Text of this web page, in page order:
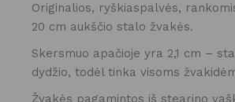
Originalios, ryškiaspalvės,
20 cm aukščio stalo žvakės.
Skersmuo apačioje yra 2,1 cm –
dydžio, todėl tinka visoms
Žvakės pagamintos iš stearino